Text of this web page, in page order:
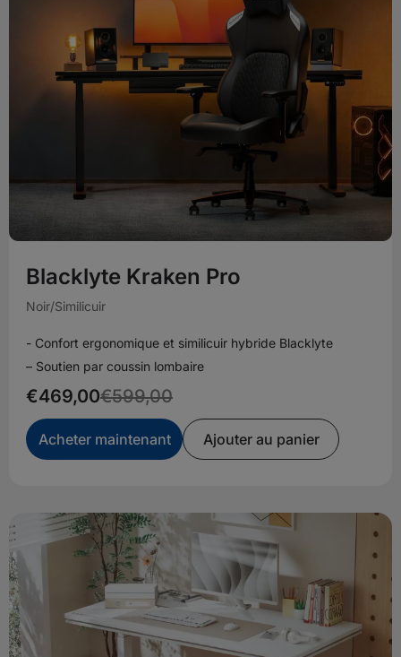
Blacklyte Kraken Pro
Noir/Similicuir
- Confort ergonomique et similicuir hybride Blacklyte
– Soutien par coussin lombaire
€469,00€599,00
Acheter maintenant Ajouter au panier